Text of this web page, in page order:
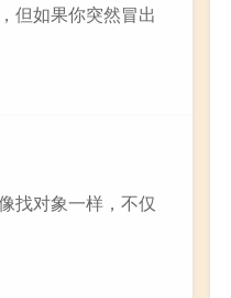
但如果你突然冒出
找对象一样，不仅